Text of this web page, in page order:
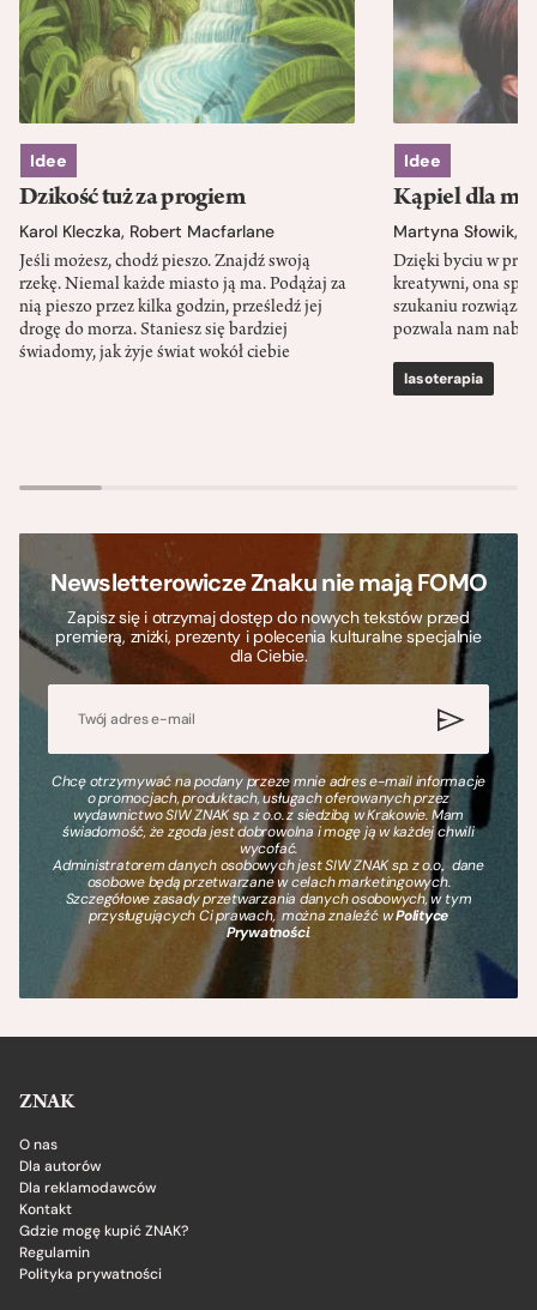
Idee
Dzikość tuż za progiem
Karol Kleczka, Robert Macfarlane
Jeśli możesz, chodź pieszo. Znajdź swoją
rzekę. Niemal każde miasto ją ma. Podążaj za
nią pieszo przez kilka godzin, prześledź jej
drogę do morza. Staniesz się bardziej
świadomy, jak żyje świat wokół ciebie
Idee
Kąpiel dla
Martyna Słowik,
Dzięki byciu w
kreatywni, ona
szukaniu
pozwala nam
lasoterapia
Newsletterowicze Znaku nie mają FOMO
Zapisz się i otrzymaj dostęp do nowych tekstów przed
premierą, zniżki, prezenty i polecenia kulturalne specjalnie
dla Ciebie.
Chcę otrzymywać na podany przeze mnie adres e-mail informacje
o promocjach, produktach, usługach oferowanych przez
wydawnictwo SIW ZNAK sp. z o.o. z siedzibą w Krakowie. Mam
świadomość, że zgoda jest dobrowolna i mogę ją w każdej chwili
wycofać.
Administratorem danych osobowych jest SIW ZNAK sp. z o.o., dane
osobowe będą przetwarzane w celach marketingowych.
Szczegółowe zasady przetwarzania danych osobowych, w tym
przysługujących Ci prawach, można znaleźć wPolityce
Prywatności.
ZNAK
O nas
Dla autorów
Dla reklamodawców
Kontakt
Gdzie mogę kupić ZNAK?
Regulamin
Polityka prywatności